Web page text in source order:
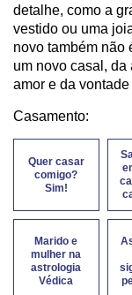
detalhe, como a
vestido ou uma
novo também não
um novo casal,
amor e da
Casamento:
Quer casar
comigo?
Sim!
Marido e
mulher na
astrologia
Védica